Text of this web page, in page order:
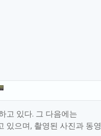
고 있다. 그 다음에는
있으며, 촬영된 사진과 동영